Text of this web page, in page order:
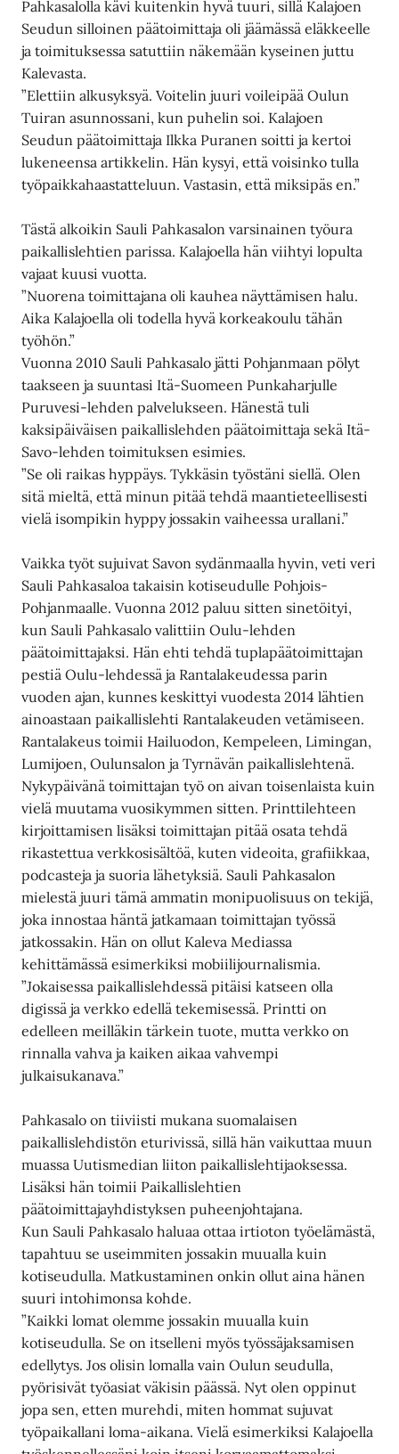
Pahkasalolla kävi kuitenkin hyvä tuuri, sillä Kalajoen
Seudun silloinen päätoimittaja oli jäämässä eläkkeelle
ja toimituksessa satuttiin näkemään kyseinen juttu
Kalevasta.
”Elettiin alkusyksyä. Voitelin juuri voileipää Oulun
Tuiran asunnossani, kun puhelin soi. Kalajoen
Seudun päätoimittaja Ilkka Puranen soitti ja kertoi
lukeneensa artikkelin. Hän kysyi, että voisinko tulla
työpaikkahaastatteluun. Vastasin, että miksipäs en.”
Tästä alkoikin Sauli Pahkasalon varsinainen työura
paikallislehtien parissa. Kalajoella hän viihtyi lopulta
vajaat kuusi vuotta.
”Nuorena toimittajana oli kauhea näyttämisen halu.
Aika Kalajoella oli todella hyvä korkeakoulu tähän
työhön.”
Vuonna 2010 Sauli Pahkasalo jätti Pohjanmaan pölyt
taakseen ja suuntasi Itä-Suomeen Punkaharjulle
Puruvesi-lehden palvelukseen. Hänestä tuli
kaksipäiväisen paikallislehden päätoimittaja sekä Itä-
Savo-lehden toimituksen esimies.
”Se oli raikas hyppäys. Tykkäsin työstäni siellä. Olen
sitä mieltä, että minun pitää tehdä maantieteellisesti
vielä isompikin hyppy jossakin vaiheessa urallani.”
Vaikka työt sujuivat Savon sydänmaalla hyvin, veti veri
Sauli Pahkasaloa takaisin kotiseudulle Pohjois-
Pohjanmaalle. Vuonna 2012 paluu sitten sinetöityi,
kun Sauli Pahkasalo valittiin Oulu-lehden
päätoimittajaksi. Hän ehti tehdä tuplapäätoimittajan
pestiä Oulu-lehdessä ja Rantalakeudessa parin
vuoden ajan, kunnes keskittyi vuodesta 2014 lähtien
ainoastaan paikallislehti Rantalakeuden vetämiseen.
Rantalakeus toimii Hailuodon, Kempeleen, Limingan,
Lumijoen, Oulunsalon ja Tyrnävän paikallislehtenä.
Nykypäivänä toimittajan työ on aivan toisenlaista kuin
vielä muutama vuosikymmen sitten. Printtilehteen
kirjoittamisen lisäksi toimittajan pitää osata tehdä
rikastettua verkkosisältöä, kuten videoita, grafiikkaa,
podcasteja ja suoria lähetyksiä. Sauli Pahkasalon
mielestä juuri tämä ammatin monipuolisuus on tekijä,
joka innostaa häntä jatkamaan toimittajan työssä
jatkossakin. Hän on ollut Kaleva Mediassa
kehittämässä esimerkiksi mobiilijournalismia.
”Jokaisessa paikallislehdessä pitäisi katseen olla
digissä ja verkko edellä tekemisessä. Printti on
edelleen meilläkin tärkein tuote, mutta verkko on
rinnalla vahva ja kaiken aikaa vahvempi
julkaisukanava.”
Pahkasalo on tiiviisti mukana suomalaisen
paikallislehdistön eturivissä, sillä hän vaikuttaa muun
muassa Uutismedian liiton paikallislehtijaoksessa.
Lisäksi hän toimii Paikallislehtien
päätoimittajayhdistyksen puheenjohtajana.
Kun Sauli Pahkasalo haluaa ottaa irtioton työelämästä,
tapahtuu se useimmiten jossakin muualla kuin
kotiseudulla. Matkustaminen onkin ollut aina hänen
suuri intohimonsa kohde.
”Kaikki lomat olemme jossakin muualla kuin
kotiseudulla. Se on itselleni myös työssäjaksamisen
edellytys. Jos olisin lomalla vain Oulun seudulla,
pyörisivät työasiat väkisin päässä. Nyt olen oppinut
jopa sen, etten murehdi, miten hommat sujuvat
työpaikallani loma-aikana. Vielä esimerkiksi Kalajoella